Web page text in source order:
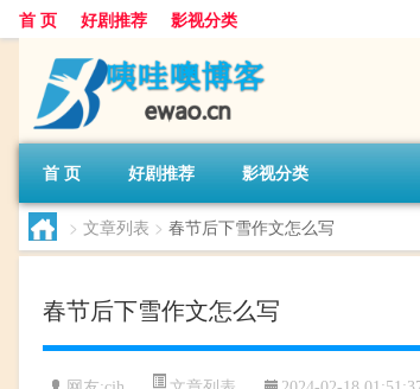
首 页 好剧推荐 影视分类
首 页 好剧推荐 影视分类
> 文章列表 > 春节后下雪作文怎么写
春节后下雪作文怎么写